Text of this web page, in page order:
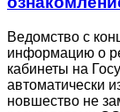
Ведомство с
информацию о
кабинеты на
автоматически
новшество не